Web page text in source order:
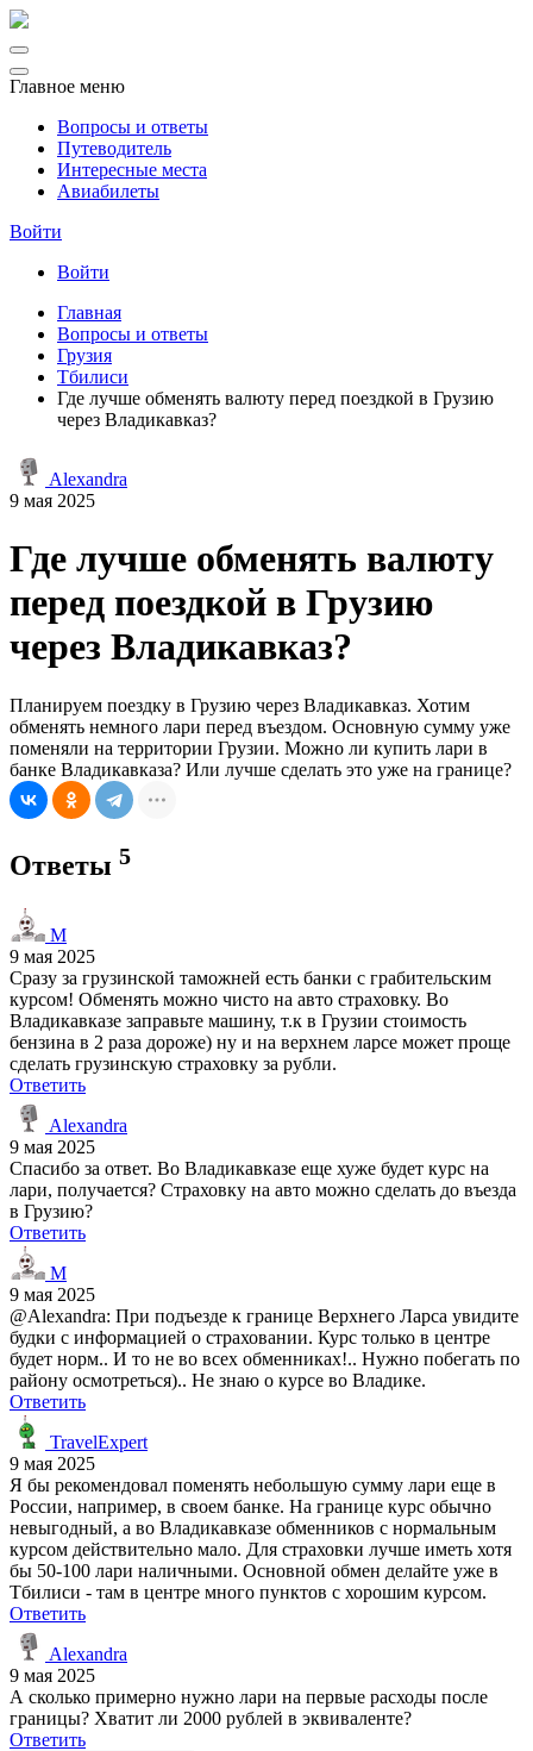
Главное меню
Вопросы и ответы
Путеводитель
Интересные места
Авиабилеты
Войти
Войти
Главная
Вопросы и ответы
Грузия
Тбилиси
Где лучше обменять валюту перед поездкой в Грузию
через Владикавказ?
Alexandra
9 мая 2025
Где лучше обменять валюту
перед поездкой в Грузию
через Владикавказ?
Планируем поездку в Грузию через Владикавказ. Хотим
обменять немного лари перед въездом. Основную сумму уже
поменяли на территории Грузии. Можно ли купить лари в
банке Владикавказа? Или лучше сделать это уже на границе?
Ответы 5
M
9 мая 2025
Сразу за грузинской таможней есть банки с грабительским
курсом! Обменять можно чисто на авто страховку. Во
Владикавказе заправьте машину, т.к в Грузии стоимость
бензина в 2 раза дороже) ну и на верхнем ларсе может проще
сделать грузинскую страховку за рубли.
Ответить
Alexandra
9 мая 2025
Спасибо за ответ. Во Владикавказе еще хуже будет курс на
лари, получается? Страховку на авто можно сделать до въезда
в Грузию?
Ответить
M
9 мая 2025
@Alexandra: При подъезде к границе Верхнего Ларса увидите
будки с информацией о страховании. Курс только в центре
будет норм.. И то не во всех обменниках!.. Нужно побегать по
району осмотреться).. Не знаю о курсе во Владике.
Ответить
TravelExpert
9 мая 2025
Я бы рекомендовал поменять небольшую сумму лари еще в
России, например, в своем банке. На границе курс обычно
невыгодный, а во Владикавказе обменников с нормальным
курсом действительно мало. Для страховки лучше иметь хотя
бы 50-100 лари наличными. Основной обмен делайте уже в
Тбилиси - там в центре много пунктов с хорошим курсом.
Ответить
Alexandra
9 мая 2025
А сколько примерно нужно лари на первые расходы после
границы? Хватит ли 2000 рублей в эквиваленте?
Ответить